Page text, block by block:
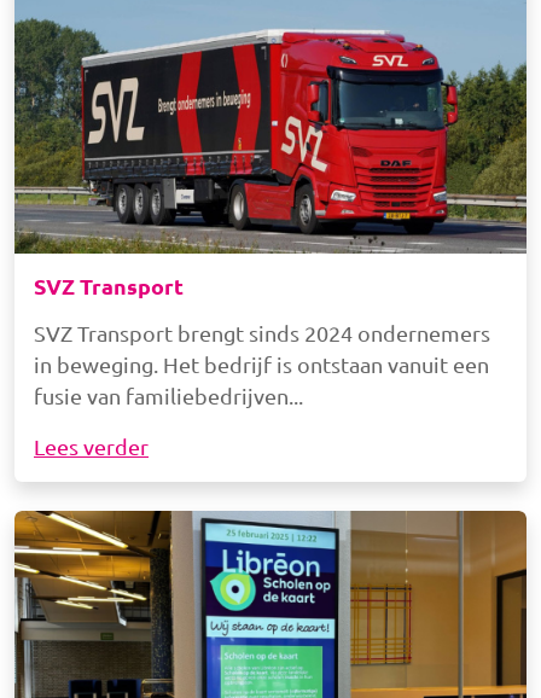
SVZ Transport
SVZ Transport brengt sinds 2024 ondernemers
in beweging. Het bedrijf is ontstaan vanuit een
fusie van familiebedrijven
Lees verder
Afbeelding